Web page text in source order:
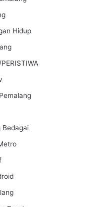
Hidup
Bedagai